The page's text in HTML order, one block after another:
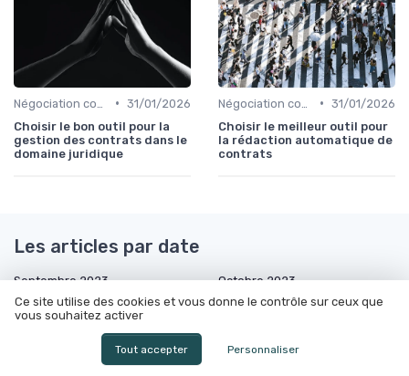
• 31/01/2026
Choisir le bon outil pour la
gestion des contrats dans le
domaine juridique
• 31/01/2026
Choisir le meilleur outil pour
la rédaction automatique de
contrats
Les articles par date
Septembre 2023
Octobre 2023
Novembre 2023
Décembre 2023
Juin 2024
Ce site utilise des cookies et vous donne le contrôle sur ceux que
vous souhaitez activer
Tout accepter Personnaliser